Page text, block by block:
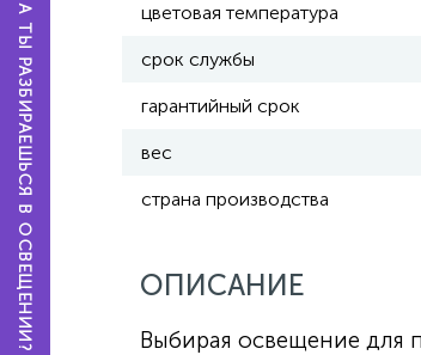
цветовая температура
срок службы
гарантийный срок
вес
страна производства
ОПИСАНИЕ
Выбирая освещение
А ТЫ РАЗБИРАЕШЬСЯ В ОСВЕЩЕНИИ?